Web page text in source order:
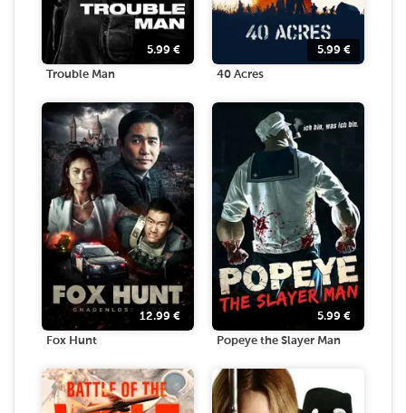
5.99 €
Trouble Man
5.99 €
40 Acres
12.99 €
Fox Hunt
5.99 €
Popeye the Slayer Man